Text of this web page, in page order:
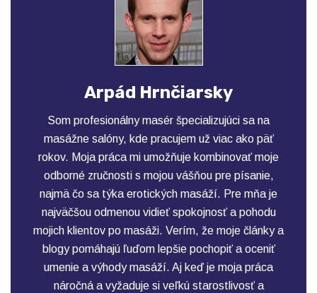
Arpád Hrnčiarsky
Som profesionálny masér špecializujúci sa na
masážne salóny, kde pracujem už viac ako päť
rokov. Moja práca mi umožňuje kombinovať moje
odborné zručnosti s mojou vášňou pre písanie,
najmä čo sa týka erotických masáží. Pre mňa je
najväčšou odmenou vidieť spokojnosť a pohodu
mojich klientov po masáži. Verím, že moje články a
blogy pomáhajú ľuďom lepšie pochopiť a oceniť
umenie a výhody masáží. Aj keď je moja práca
náročná a vyžaduje si veľkú starostlivosť a